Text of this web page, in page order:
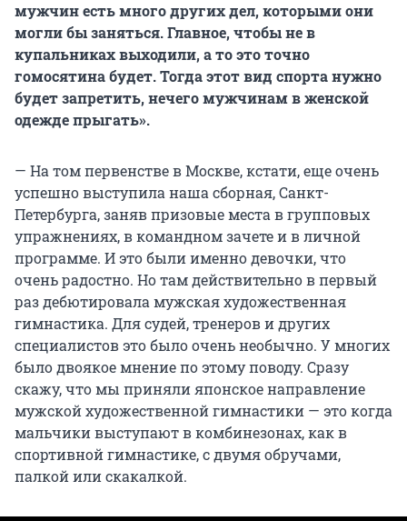
мужчин есть много других дел, которыми они
могли бы заняться. Главное, чтобы не в
купальниках выходили, а то это точно
гомосятина будет. Тогда этот вид спорта нужно
будет запретить, нечего мужчинам в женской
одежде прыгать».
— На том первенстве в Москве, кстати, еще очень
успешно выступила наша сборная, Санкт-
Петербурга, заняв призовые места в групповых
упражнениях, в командном зачете и в личной
программе. И это были именно девочки, что
очень радостно. Но там действительно в первый
раз дебютировала мужская художественная
гимнастика. Для судей, тренеров и других
специалистов это было очень необычно. У многих
было двоякое мнение по этому поводу. Сразу
скажу, что мы приняли японское направление
мужской художественной гимнастики — это когда
мальчики выступают в комбинезонах, как в
спортивной гимнастике, с двумя обручами,
палкой или скакалкой.